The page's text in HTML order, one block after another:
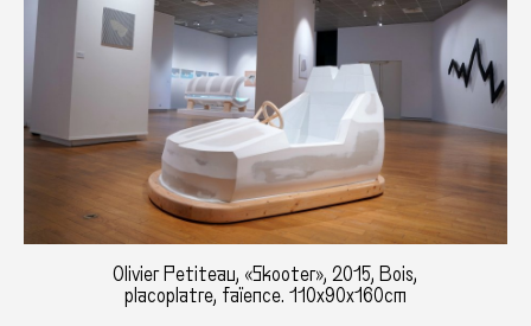
Olivier Petiteau, «Skooter», 2015, Bois,
placoplatre, faïence. 110x90x160cm